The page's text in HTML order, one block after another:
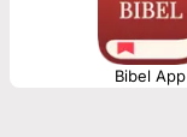
Bibel App